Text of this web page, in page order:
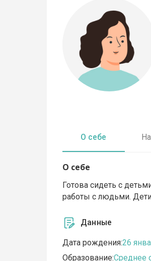
О себе
О себе
Готова сидеть с
работы с людьми.
Данные
Дата рождения:26
Образование:Среднее